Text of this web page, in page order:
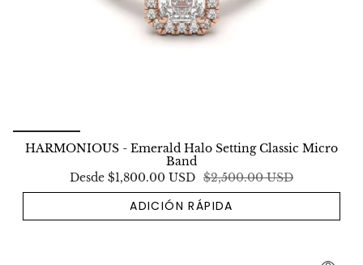
HARMONIOUS - Emerald Halo Setting Classic Micro
Band
Desde $1,800.00 USD $2,500.00 USD
ADICIÓN RÁPIDA